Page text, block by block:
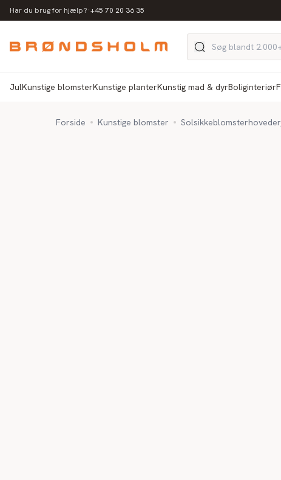
Har du brug for hjælp?·+45 70 20 36 35
JulKunstige blomsterKunstige planterKunstig mad & dyrBoliginteriør
Forside Kunstige blomster